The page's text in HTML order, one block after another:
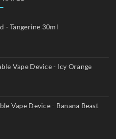
- Tangerine 30ml
Vape Device - Icy Orange
Vape Device - Banana Beast